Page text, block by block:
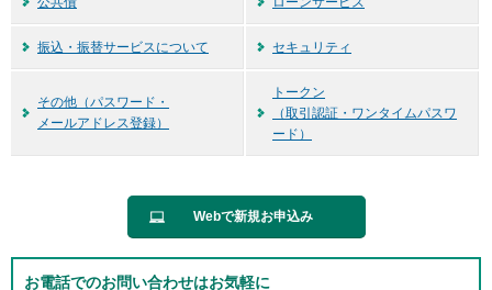
振込・振替サービスについて セキュリティ
その他（パスワード・
メールアドレス登録）
トークン
（取引認証・ワンタイムパスワ
ード）
Webで新規お申込み
お電話でのお問い合わせはお気軽に